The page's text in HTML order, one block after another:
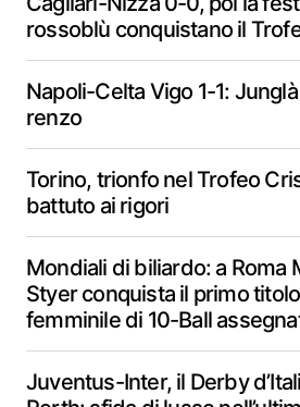
rossoblù conquistano il
Napoli-Celta Vigo 1-1:
renzo
Torino, trionfo nel Trofeo
battuto ai rigori
Mondiali di biliardo: a Roma
Styer conquista il primo
femminile di 10-Ball
Juventus-Inter, il Derby